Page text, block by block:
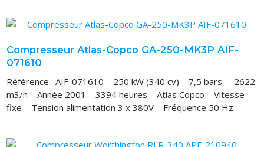
ACCUEIL
Pièces détachées
Automatisme Industrie
STOCK
VOUS VENDEZ
Compresseur Atlas-Copco GA-250-MK3P AIF-
071610
Référence : AIF-071610 – 250 kW (340 cv) – 7,5 bars – 2622
m3/h – Année 2001 – 3394 heures – Atlas Copco – Vitesse
fixe – Tension alimentation 3 x 380V – Fréquence 50 Hz